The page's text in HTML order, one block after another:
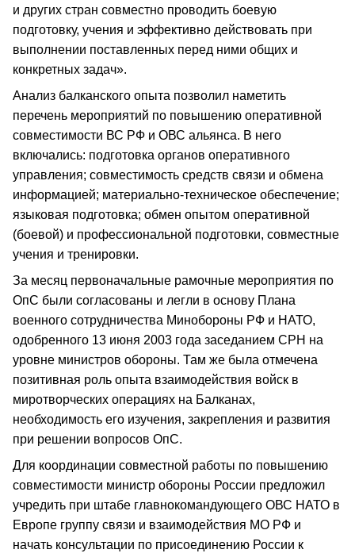
и других стран совместно проводить боевую
подготовку, учения и эффективно действовать при
выполнении поставленных перед ними общих и
конкретных задач».
Анализ балканского опыта позволил наметить
перечень мероприятий по повышению оперативной
совместимости ВС РФ и ОВС альянса. В него
включались: подготовка органов оперативного
управления; совместимость средств связи и обмена
информацией; материально-техническое обеспечение;
языковая подготовка; обмен опытом оперативной
(боевой) и профессиональной подготовки, совместные
учения и тренировки.
За месяц первоначальные рамочные мероприятия по
ОпС были согласованы и легли в основу Плана
военного сотрудничества Минобороны РФ и НАТО,
одобренного 13 июня 2003 года заседанием СРН на
уровне министров обороны. Там же была отмечена
позитивная роль опыта взаимодействия войск в
миротворческих операциях на Балканах,
необходимость его изучения, закрепления и развития
при решении вопросов ОпС.
Для координации совместной работы по повышению
совместимости министр обороны России предложил
учредить при штабе главнокомандующего ОВС НАТО в
Европе группу связи и взаимодействия МО РФ и
начать консультации по присоединению России к